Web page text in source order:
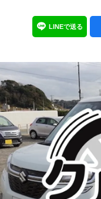
LINEで送る